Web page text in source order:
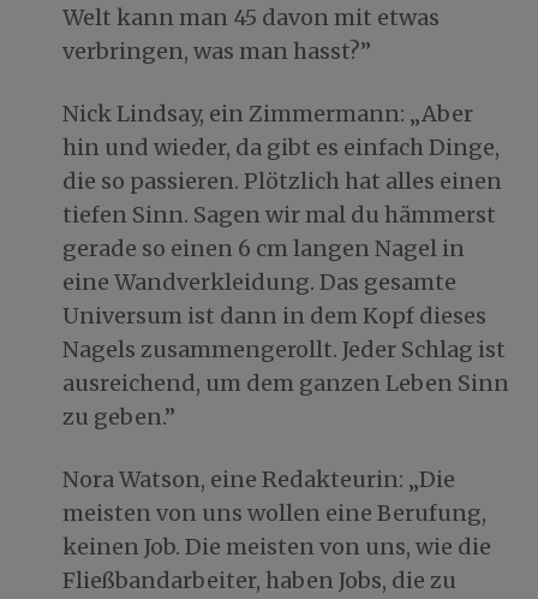
Welt kann man 45 davon mit etwas
verbringen, was man hasst?”
Nick Lindsay, ein Zimmermann: „Aber
hin und wieder, da gibt es einfach Dinge,
die so passieren. Plötzlich hat alles einen
tiefen Sinn. Sagen wir mal du hämmerst
gerade so einen 6 cm langen Nagel in
eine Wandverkleidung. Das gesamte
Universum ist dann in dem Kopf dieses
Nagels zusammengerollt. Jeder Schlag ist
ausreichend, um dem ganzen Leben Sinn
zu geben.”
Nora Watson, eine Redakteurin: „Die
meisten von uns wollen eine Berufung,
keinen Job. Die meisten von uns, wie die
Fließbandarbeiter, haben Jobs, die zu